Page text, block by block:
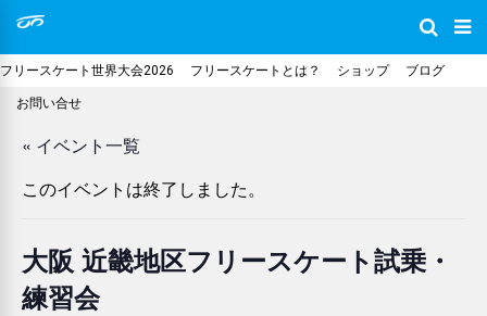
フリースケート世界大会2026 フリースケートとは？ ショップ ブログ
お問い合せ
« イベント一覧
このイベントは終了しました。
大阪 近畿地区フリースケート試乗・
練習会